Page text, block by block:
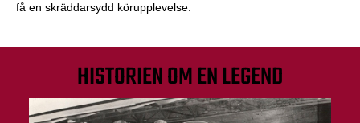
få en skräddarsydd körupplevelse.
HISTORIEN OM EN LEGEND